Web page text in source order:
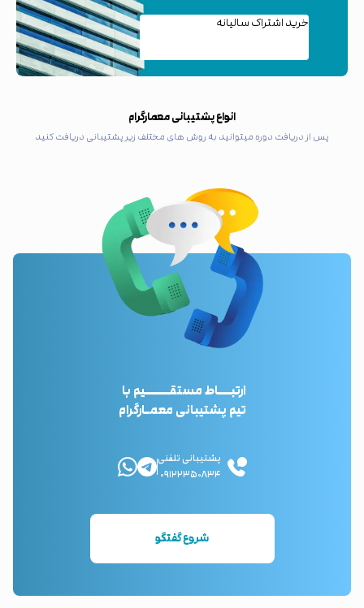
خرید اشتراک سالیانه
انواع پشتیبانی معمارگرام
پس از دریافت دوره میتوانید به روش های مختلف زیر پشتیبانی دریافت کنید
ارتبـــاط مستقــــــیم با
تیم پشتیبانی معمـارگرام
پشتیبانی تلفنی
۰۹۱۲۲۳۵۰۸۳۴
شروع گفتگو